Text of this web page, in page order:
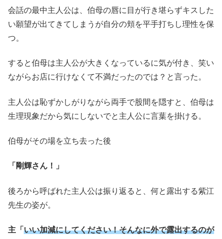
会話の最中主人公は、伯母の唇に目が行き堪らずキスした
い願望が出てきてしまうが自分の頬を平手打ちし理性を保
つ。
すると伯母は主人公が大きくなっているに気が付き、笑い
ながらお店に行けなくて不満だったのでは？と言った。
主人公は恥ずかしがりながら両手で股間を隠すと、伯母は
生理現象だから気にしないでと主人公に言葉を掛ける。
伯母がその場を立ち去った後
「剛輝さん！」
後ろから呼ばれた主人公は振り返ると、何と露出する紫江
先生の姿が。
主「 いい加減にしてください！そんなに外で露出するのが